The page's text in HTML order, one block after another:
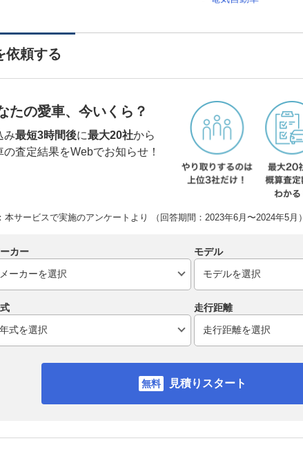
依頼する
たの愛車、今いくら？
み最短3時間後に最大20社から
の査定結果をWebでお知らせ！
本サービスで実施のアンケートより （回答期間：2023年6月〜2024年5月）
カー モデル
走行距離
見積りスタート